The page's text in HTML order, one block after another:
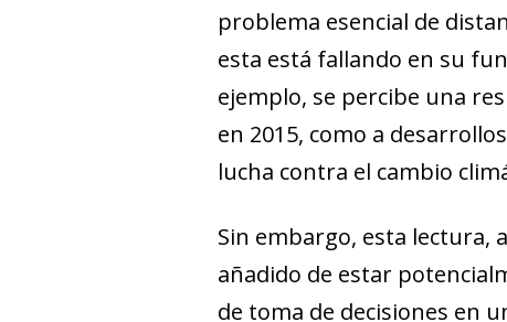
problema esencial de
esta está fallando en su
ejemplo, se percibe una
en 2015, como a
lucha contra el cambio
Sin embargo, esta lectura,
añadido de estar
de toma de decisiones en